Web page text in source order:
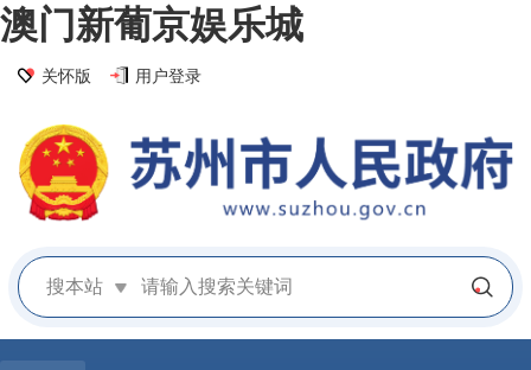
澳门新葡京娱乐城
关怀版 用户登录
搜本站